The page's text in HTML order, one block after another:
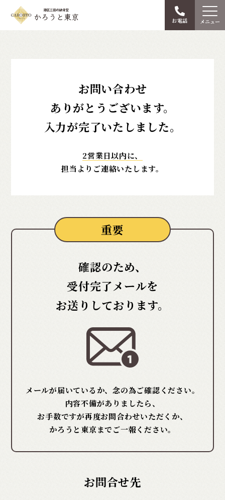
お電話 メニュー
お問い合わせ
ありがとうございます。
入力が完了いたしました。
2営業日以内に、
担当よりご連絡いたします。
重要
確認のため、
受付完了メールを
お送りしております。
メールが届いているか、念の為ご確認ください。
内容不備がありましたら、
お手数ですが再度お問合わせいただくか、
かろうと東京までご一報ください。
お問合せ先